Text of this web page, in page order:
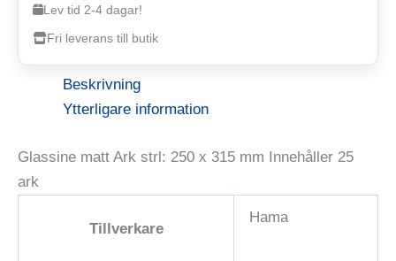
Lev tid 2-4 dagar!
Fri leverans till butik
Beskrivning
Ytterligare information
Glassine matt Ark strl: 250 x 315 mm Innehåller 25
ark
Tillverkare
Hama